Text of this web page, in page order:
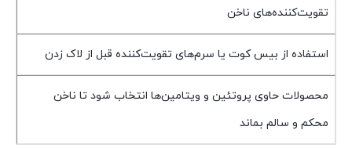
تقویت‌کننده‌های ناخن
استفاده از بیس کوت یا سرم‌های تقویت‌کننده قبل از لاک زدن
محصولات حاوی پروتئین و ویتامین‌ها انتخاب شود تا ناخن
محکم و سالم بماند